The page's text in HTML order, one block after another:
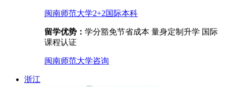
闽南师范大学2+2国际本科
留学优势： 学分豁免节省成本 量身定制升学 国际
课程认证
闽南师范大学咨询
浙江